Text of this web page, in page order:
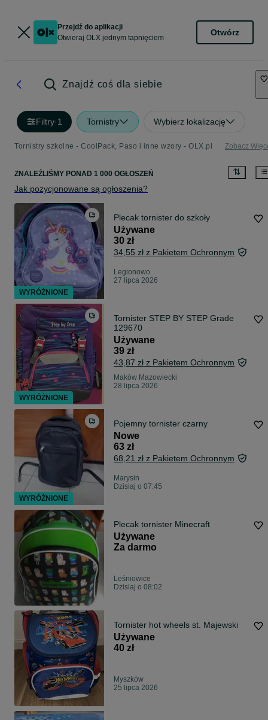
Przejdź do aplikacji
Otwieraj OLX jednym tapnięciem
Otwórz
Znajdź coś dla siebie
Filtry·1 Tornistry Wybierz lokalizację
Tornistry szkolne - CoolPack, Paso i inne wzory - OLX.pl Zobacz
ZNALEŹLIŚMY PONAD 1 000 OGŁOSZEŃ
Jak pozycjonowane są ogłoszenia?
Plecak tornister do szkoły
Używane
30 zł
34,55 zł z Pakietem Ochronnym
Legionowo
27 lipca 2026
Tornister STEP BY STEP Grade
129670
Używane
39 zł
43,87 zł z Pakietem Ochronnym
Maków Mazowiecki
28 lipca 2026
Pojemny tornister czarny
Nowe
63 zł
68,21 zł z Pakietem Ochronnym
Marysin
Dzisiaj o 07:45
Plecak tornister Minecraft
Używane
Za darmo
Leśniowice
Dzisiaj o 08:02
Tornister hot wheels st. Majewski
Używane
40 zł
Myszków
25 lipca 2026
WYRÓŻNIONE
WYRÓŻNIONE
WYRÓŻNIONE